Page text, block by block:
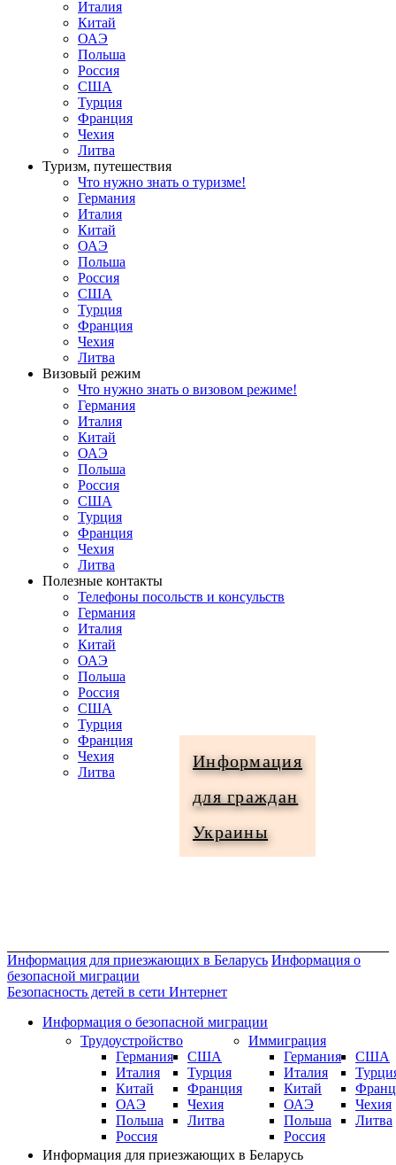
Италия
Китай
ОАЭ
Польша
Россия
США
Турция
Франция
Чехия
Литва
Туризм, путешествия
Что нужно знать о туризме!
Германия
Италия
Китай
ОАЭ
Польша
Россия
США
Турция
Франция
Чехия
Литва
Визовый режим
Что нужно знать о визовом режиме!
Германия
Италия
Китай
ОАЭ
Польша
Россия
США
Турция
Франция
Чехия
Литва
Полезные контакты
Телефоны посольств и консульств
Германия
Италия
Китай
ОАЭ
Польша
Россия
США
Турция
Франция
Чехия
Литва
Информация
для граждан
Украины
Информация для приезжающих в Беларусь Информация о
безопасной миграции
Безопасность детей в сети Интернет
Информация о безопасной миграции
Трудоустройство
Германия
Италия
Китай
ОАЭ
Польша
Россия
США
Турция
Франция
Чехия
Литва
Иммиграция
Германия
Италия
Китай
ОАЭ
Польша
Россия
США
Чехия
Литва
Информация для приезжающих в Беларусь